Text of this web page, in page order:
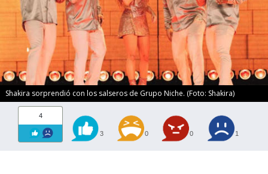
Shakira sorprendió con los salseros de Grupo Niche. (Foto: Shakira)
4
3 0 0 1